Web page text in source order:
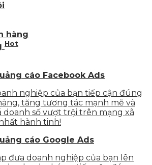
hàng
Hot
cáo Facebook Ads
nghiệp của bạn tiếp cận đúng
tăng tương tác mạnh mẽ và
doanh số vượt trội trên mạng xã
hành tinh!
cáo Google Ads
đưa doanh nghiệp của bạn lên